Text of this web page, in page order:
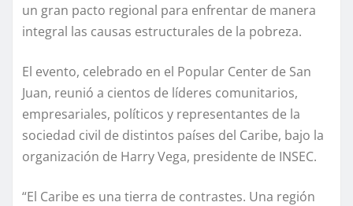
un gran pacto regional para enfrentar de manera
integral las causas estructurales de la pobreza.
El evento, celebrado en el Popular Center de San
Juan, reunió a cientos de líderes comunitarios,
empresariales, políticos y representantes de la
sociedad civil de distintos países del Caribe, bajo la
organización de Harry Vega, presidente de INSEC.
“El Caribe es una tierra de contrastes. Una región